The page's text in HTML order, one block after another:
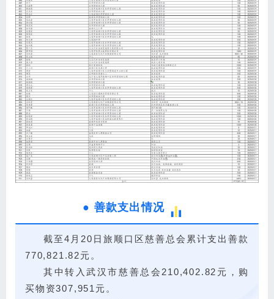
● 善款支出情况
截至4月20日旅顺口区慈善总会累计支出善款
770,821.82元。
其中转入武汉市慈善总会210,402.82元，购
买物资307,951元。